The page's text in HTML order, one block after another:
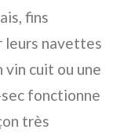
fins
leurs navettes
vin cuit ou une
fonctionne
très